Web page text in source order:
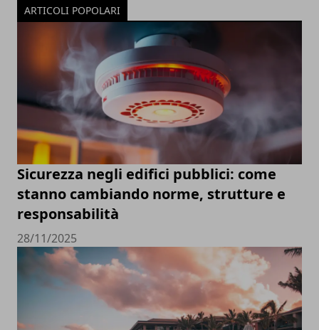
ARTICOLI POPOLARI
Sicurezza negli edifici pubblici: come
stanno cambiando norme, strutture e
responsabilità
28/11/2025